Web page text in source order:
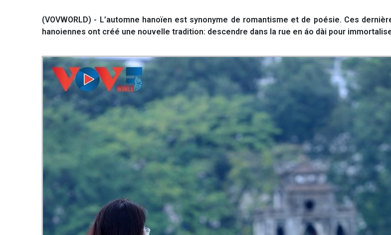
(VOVWORLD) - L’automne hanoïen est synonyme de romantisme et de poésie. Ces
hanoiennes ont créé une nouvelle tradition: descendre dans la rue en áo dài pour